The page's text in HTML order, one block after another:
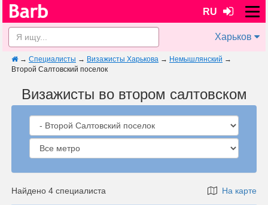
RU
Харьков
→ Специалисты → Визажисты Харькова → Немышлянский →
Второй Салтовский поселок
Визажисты во втором салтовском
Найдено 4 специалиста На карте